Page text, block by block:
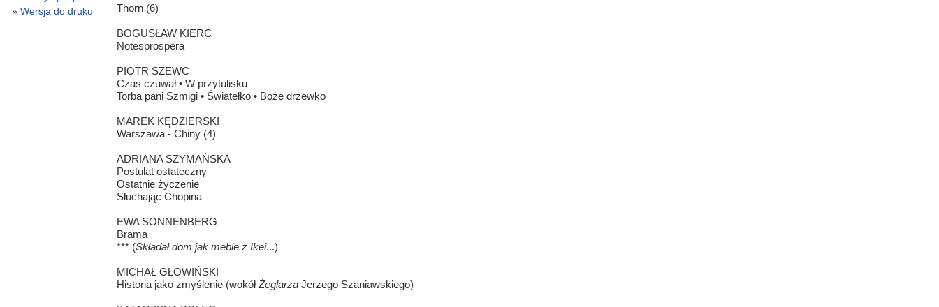
Thorn (6)
BOGUSŁAW KIERC
Notesprospera
PIOTR SZEWC
Czas czuwał • W przytulisku
Torba pani Szmigi • Światełko • Boże drzewko
MAREK KĘDZIERSKI
Warszawa - Chiny (4)
ADRIANA SZYMAŃSKA
Postulat ostateczny
Ostatnie życzenie
Słuchając Chopina
EWA SONNENBERG
Brama
*** (Składał dom jak meble z Ikei...)
MICHAŁ GŁOWIŃSKI
Historia jako zmyślenie (wokółŻeglarzaJerzego Szaniawskiego)
Wersja do druku